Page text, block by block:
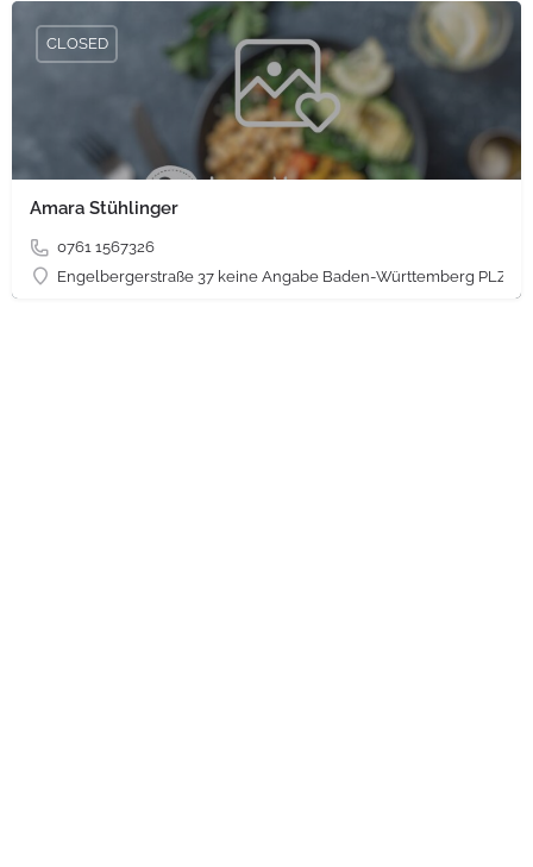
Amara Stühlinger
0761 1567326
Engelbergerstraße 37 keine Angabe Baden-Württemberg PLZ
CLOSED